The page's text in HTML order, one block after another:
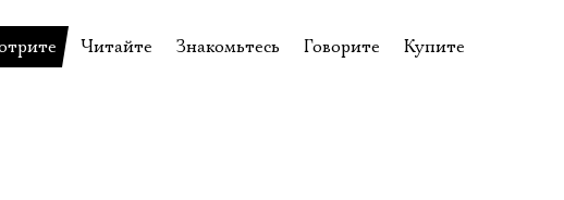
Читайте
Знакомьтесь
Говорите
Купите